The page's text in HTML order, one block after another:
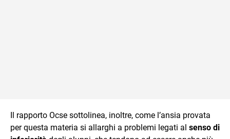
Il rapporto Ocse sottolinea, inoltre, come l’ansia provata
per questa materia si allarghi a problemi legati al senso di